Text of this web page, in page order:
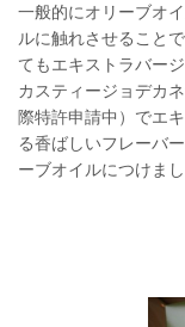
一般的にオリーブオ
ルに触れさせること
てもエキストラバー
カスティージョデカ
際特許申請中）でエ
る香ばしいフレーバ
ーブオイルにつけま